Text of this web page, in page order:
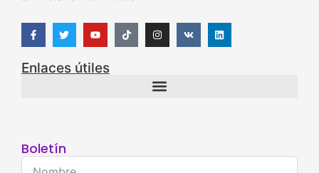
Enlaces útiles
Boletín